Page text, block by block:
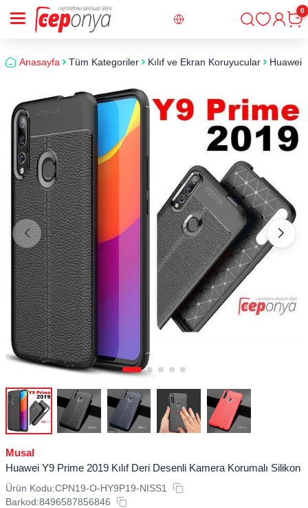
Giriş
0
Anasayfa Tüm Kategoriler Kılıf ve Ekran Koruyucular Huawei
Musal
Huawei Y9 Prime 2019 Kılıf Deri Desenli Kamera Korumalı Silikon
Ürün Kodu:CPN19-O-HY9P19-NISS1
Barkod:8496587856846